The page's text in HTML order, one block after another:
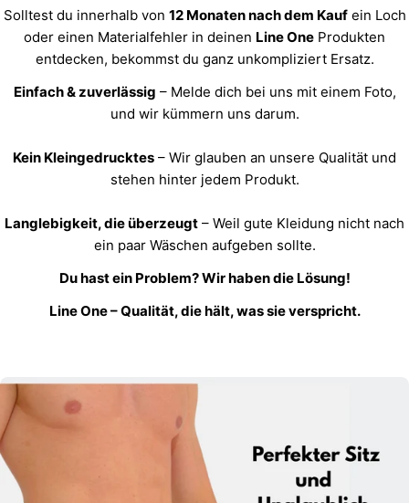
Solltest du innerhalb von 12 Monaten nach dem Kaufein Loch
oder einen Materialfehler in deinen Line One Produkten
entdecken, bekommst du ganz unkompliziert Ersatz.
Einfach & zuverlässig – Melde dich bei uns mit einem Foto,
und wir kümmern uns darum.
Kein Kleingedrucktes – Wir glauben an unsere Qualität und
stehen hinter jedem Produkt.
Langlebigkeit, die überzeugt – Weil gute Kleidung nicht nach
ein paar Wäschen aufgeben sollte.
Du hast ein Problem? Wir haben die Lösung!
Line One – Qualität, die hält, was sie verspricht.